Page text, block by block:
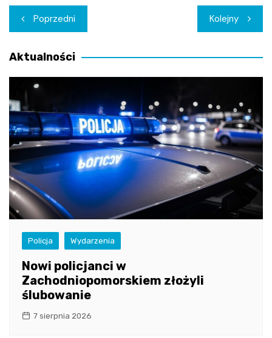
Nawigacja
wpisu
Poprzedni Kolejny
Aktualności
Policja Wydarzenia
Nowi policjanci w
Zachodniopomorskiem złożyli
ślubowanie
7 sierpnia 2026